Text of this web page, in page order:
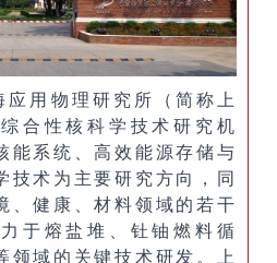
应用物理研究所（简称上
合性核科学技术研究机
能系统、高效能源存储与
技术为主要研究方向，同
、健康、材料领域的若干
于熔盐堆、钍铀燃料循
领域的关键技术研发。上